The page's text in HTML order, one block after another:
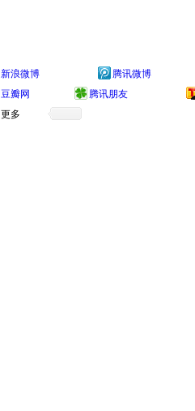
新浪微博
腾讯微博
豆瓣网
腾讯朋友
更多